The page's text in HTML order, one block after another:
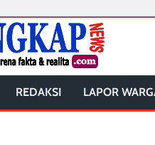
REDAKSI LAPOR